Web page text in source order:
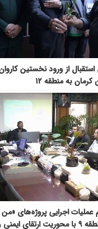
از ورود نخستین کاروان
کرمان به منطقه ۱۲
در منطقه ۹ با محوریت ارتقای